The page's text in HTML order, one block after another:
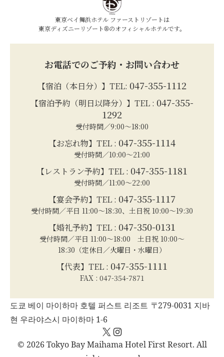
東京ベイ舞浜ホテル ファーストリゾートは
東京ディズニーリゾート®のオフィシャルホテルです。
お電話でのご予約・お問い合わせ
【宿泊（本日分）】TEL: 047-355-1112
【宿泊予約（明日以降分）】TEL : 047-355-
1292
受付時間／9:00～18:00
【お忘れ物】TEL : 047-355-1114
受付時間／10:00～21:00
【レストラン予約】TEL : 047-355-1181
受付時間／11:00～22:00
【宴会予約】TEL : 047-355-1117
受付時間／平日 11:00～18:30、土日祝 10:00～19:30
【婚礼予約】TEL : 047-350-0131
受付時間／平日 11:00～18:00 土日祝 10:00～
18:30（定休日／火曜日・水曜日）
【代表】TEL : 047-355-1111
FAX : 047-354-7871
도쿄 베이 마이하마 호텔 퍼스트 리조트 〒279-0031 지바
현 우라야스시 마이하마 1-6
X Instagram
© 2026 Tokyo Bay Maihama Hotel First Resort. All